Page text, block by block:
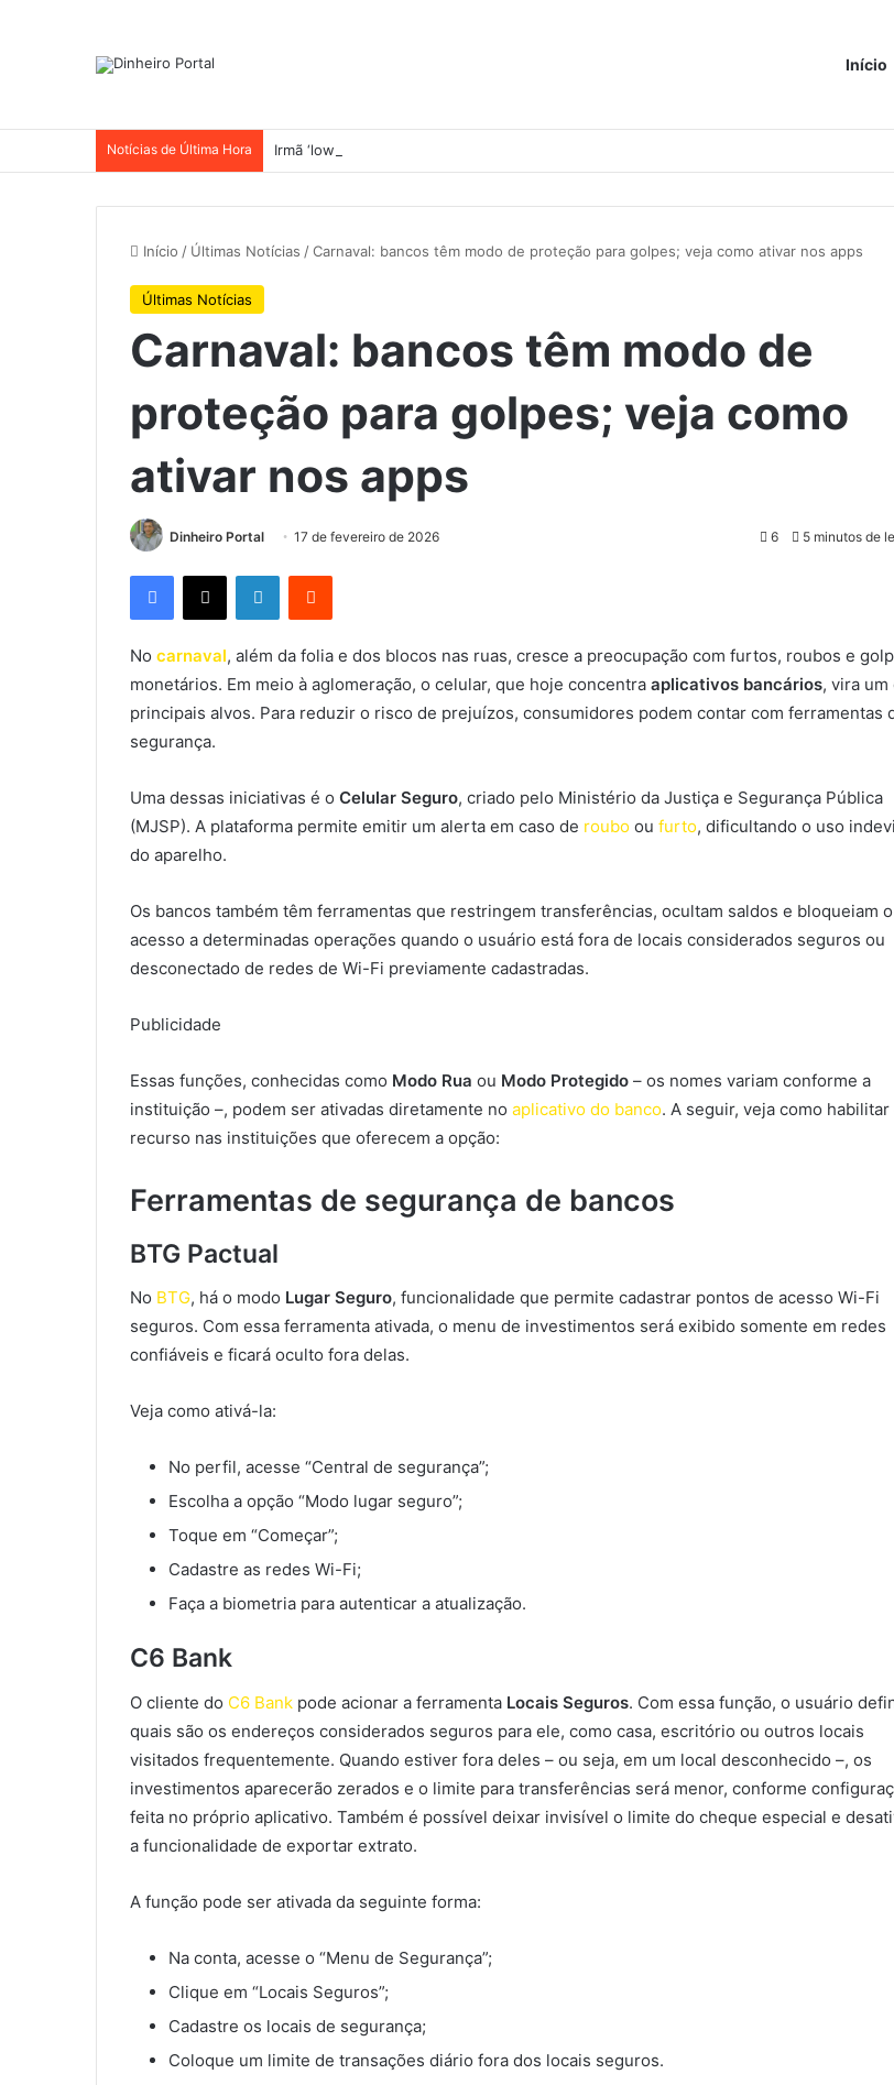
Início
Notícias de Última Hora Irmã ‘low profile’ amplia negócios da família Batista com entrada em mineração para
Início / Últimas Notícias /Carnaval: bancos têm modo de proteção para golpes; veja como ativar nos apps
Últimas Notícias
Carnaval: bancos têm modo de
proteção para golpes; veja como
ativar nos apps
Dinheiro Portal 17 de fevereiro de 2026 6 5 minutos de
Facebook
X LinkedinReddit
No carnaval, além da folia e dos blocos nas ruas, cresce a preocupação com furtos, roubos e
monetários. Em meio à aglomeração, o celular, que hoje concentra aplicativos bancários, vira um
principais alvos. Para reduzir o risco de prejuízos, consumidores podem contar com ferramentas
segurança.
Uma dessas iniciativas é o Celular Seguro, criado pelo Ministério da Justiça e Segurança Pública
(MJSP). A plataforma permite emitir um alerta em caso de roubo ou furto, dificultando o uso
do aparelho.
Os bancos também têm ferramentas que restringem transferências, ocultam saldos e bloqueiam o
acesso a determinadas operações quando o usuário está fora de locais considerados seguros ou
desconectado de redes de Wi-Fi previamente cadastradas.
Publicidade
Essas funções, conhecidas como Modo Rua ou Modo Protegido – os nomes variam conforme a
instituição –, podem ser ativadas diretamente no aplicativo do banco. A seguir, veja como habilitar
recurso nas instituições que oferecem a opção:
Ferramentas de segurança de bancos
BTG Pactual
No BTG, há o modo Lugar Seguro, funcionalidade que permite cadastrar pontos de acesso Wi-Fi
seguros. Com essa ferramenta ativada, o menu de investimentos será exibido somente em redes
confiáveis e ficará oculto fora delas.
Veja como ativá-la:
No perfil, acesse “Central de segurança”;
Escolha a opção “Modo lugar seguro”;
Toque em “Começar”;
Cadastre as redes Wi-Fi;
Faça a biometria para autenticar a atualização.
C6 Bank
O cliente do C6 Bank pode acionar a ferramenta Locais Seguros. Com essa função, o usuário
quais são os endereços considerados seguros para ele, como casa, escritório ou outros locais
visitados frequentemente. Quando estiver fora deles – ou seja, em um local desconhecido –, os
investimentos aparecerão zerados e o limite para transferências será menor, conforme
feita no próprio aplicativo. Também é possível deixar invisível o limite do cheque especial e
a funcionalidade de exportar extrato.
A função pode ser ativada da seguinte forma:
Na conta, acesse o “Menu de Segurança”;
Clique em “Locais Seguros”;
Cadastre os locais de segurança;
Coloque um limite de transações diário fora dos locais seguros.